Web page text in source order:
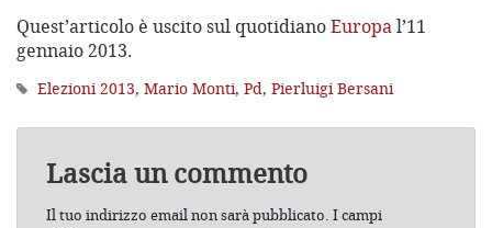
Quest’articolo è uscito sul quotidianoEuropal’11
gennaio 2013.
Elezioni 2013, Mario Monti, Pd, Pierluigi Bersani
Lascia un commento
Il tuo indirizzo email non sarà pubblicato. I campi